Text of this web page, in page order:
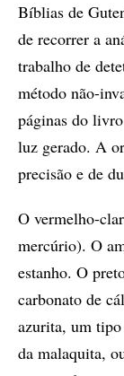
Bíblias de
de recorrer a
trabalho de
método não-
páginas do
luz gerado. A
precisão e de
O vermelho-
mercúrio). O
estanho. O
carbonato de
azurita, um
da malaquita,